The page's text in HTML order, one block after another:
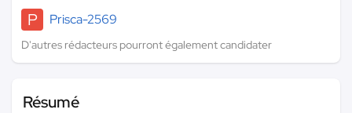
P
Prisca-2569
D'autres rédacteurs pourront également candidater
Résumé